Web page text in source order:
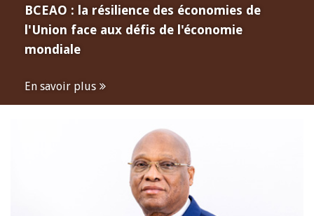
BCEAO : la résilience des économies de
l'Union face aux défis de l'économie
mondiale
En savoir plus